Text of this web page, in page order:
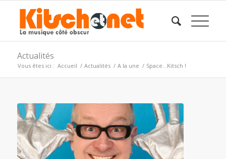
Actualités
Vous êtes ici : Accueil / Actualités / A la une / Space…Kitsch !